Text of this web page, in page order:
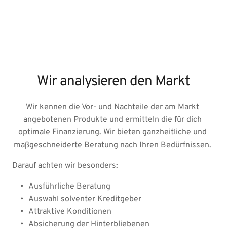
Wir analysieren den Markt
Wir kennen die Vor- und Nachteile der am Markt
angebotenen Produkte und ermitteln die für dich
optimale Finanzierung. Wir bieten ganzheitliche und
maßgeschneiderte Beratung nach Ihren Bedürfnissen.
Darauf achten wir besonders:
Ausführliche Beratung
Auswahl solventer Kreditgeber
Attraktive Konditionen
Absicherung der Hinterbliebenen